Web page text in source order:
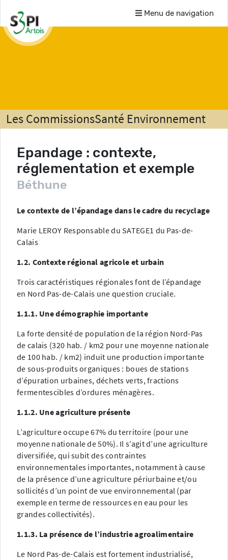
Menu de navigation
Les CommissionsSanté Environnement
Epandage : contexte,
réglementation et exemple
Béthune
Le contexte de l’épandage dans le cadre du recyclage
Marie LEROY Responsable du SATEGE1 du Pas-de-
Calais
1.2. Contexte régional agricole et urbain
Trois caractéristiques régionales font de l’épandage
en Nord Pas-de-Calais une question cruciale.
1.1.1. Une démographie importante
La forte densité de population de la région Nord-Pas
de calais (320 hab. / km2 pour une moyenne nationale
de 100 hab. / km2) induit une production importante
de sous-produits organiques : boues de stations
d’épuration urbaines, déchets verts, fractions
fermentescibles d’ordures ménagères.
1.1.2. Une agriculture présente
L’agriculture occupe 67% du territoire (pour une
moyenne nationale de 50%). Il s’agit d’une agriculture
diversifiée, qui subit des contraintes
environnementales importantes, notamment à cause
de la présence d’une agriculture périurbaine et/ou
sollicités d’un point de vue environnemental (par
exemple en terme de ressources en eau pour les
grandes collectivités).
1.1.3. La présence de l’industrie agroalimentaire
Le Nord Pas-de-Calais est fortement industrialisé,